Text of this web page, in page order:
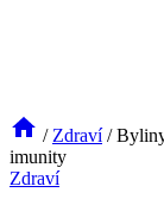
/ Zdraví /
imunity
Zdraví